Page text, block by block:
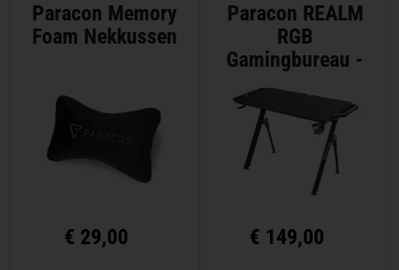
Paracon Memory
Foam Nekkussen
€ 29,00
Paracon REALM
RGB
Gamingbureau -
Medium
€ 149,00